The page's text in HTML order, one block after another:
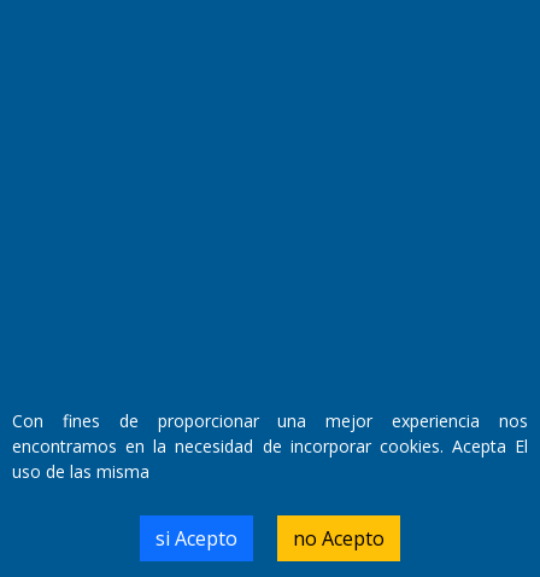
Director Periodístico:
Walter René Goñi
Domicilio Legal: José Ingenieros 855,
Santa Rosa, La Pampa.
Número de Registro DNDA:
Con fines de proporcionar una mejor experiencia nos
encontramos en la necesidad de incorporar cookies. Acepta El
uso de las misma
si Acepto no Acepto